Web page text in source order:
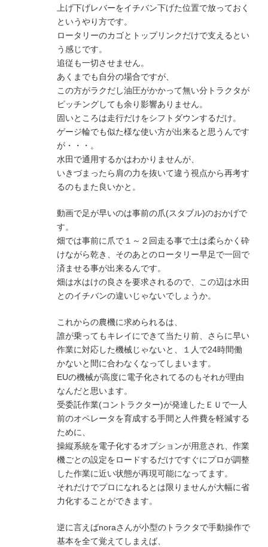
上げ下げレバーをイチバン下げた位置で放っておく
というやり方です。
ロータリーのカゴとトップリンクだけで支えるとい
う感じです。
追従も一切させません。
あくまでも自分の場合ですが、
この方がラクだし油圧がかかって無い分トラクタが
ピッチングしても余り影響ありません。
固いところは走行だけをシフトダウンするだけ。
ゲージ輪でも似た様な使い方が出来ると思うんです
が・・・。
水田で通用するかはわかりませんが、
いきづまったら肩の力を抜いて違う視点から再考す
るのもまた良いかと。
動画で足が早いのは事前の爪(スタブル)のおかげで
す。
畑では事前に爪で１～２回走る事で土は柔らかく砕
けながら乾き、そのあとのロータリー早足で一回で
済ませる事が出来るんです。
畑は水はけの良さを要求されるので、この辺は水田
とのイチバンの違いじゃないでしょうか。
これからの農機に求められるは、
誰が乗ってもキレイにできて当たり前、さらに早い
作業に対応した機械じゃないと、１人で24時間働
かないと間に合わなくなってしまいます。
EUの機械が高度に電子化されてるのもそれが理由
なんだと思います。
受委託作業(コントラクター)が発達したＥＵで一人
前のオペレータを育成する手間と人件費を軽減する
ために、
操縦系統を電子化するオプションが用意され、作業
機ごとの設定をロードするだけですぐにプロが調整
した作業に近い状態が再現可能になってます。
それだけでプロになれるとは限りませんが大幅に省
力化することができます。
逆に言えばnoraさんが小型のトラクタで手動操作で
基本を全て覚えてしまえば、